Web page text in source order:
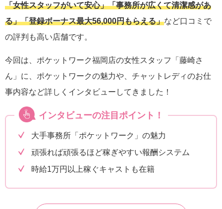
「女性スタッフがいて安心」「事務所が広くて清潔感があ
る」「登録ボーナス最大56,000円もらえる」など口コミで
の評判も高い店舗です。
今回は、ポケットワーク福岡店の女性スタッフ「藤崎さ
ん」に、ポケットワークの魅力や、チャットレディのお仕
事内容など詳しくインタビューしてきました！
インタビューの注目ポイント！
大手事務所「ポケットワーク」の魅力
頑張れば頑張るほど稼ぎやすい報酬システム
時給1万円以上稼ぐキャストも在籍